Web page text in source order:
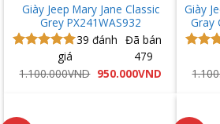
Giày Jeep Mary Jane Classic
Grey PX241WAS932
Được xếp
hạng5.00
39 đánh
giá
Đã bán
479
1.100.000VND Giá
950.000VNDGiá
950.000VND.
Giày
Gray
Được
hạng